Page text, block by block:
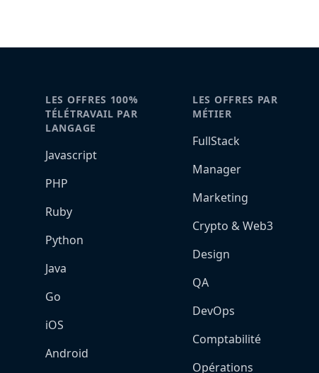
LES OFFRES 100%
TÉLÉTRAVAIL PAR
LANGAGE
Javascript
PHP
Ruby
Python
Java
Go
iOS
Android
LES OFFRES PAR
MÉTIER
FullStack
Manager
Marketing
Crypto & Web3
Design
QA
DevOps
Comptabilité
Opérations